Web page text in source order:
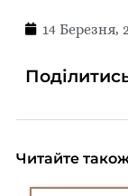
14 Березня,
Читайте